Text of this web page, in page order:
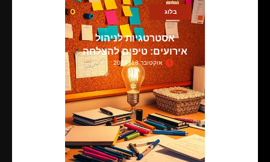
בלוג
אסטרטגיות לניהול
אירועים: טיפים להצלחה
אוקטובר 18, 2024